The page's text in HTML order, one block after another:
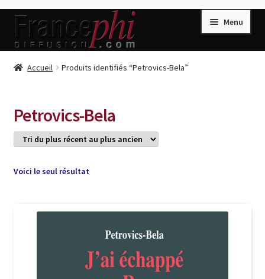
Aller
la
Aller
contenu
Menu
Accueil
Conditions de Vente
Connection
Listes d’Envies
Livres de Peter Randa
Livres de Philippe Randa
Accueil Produits identifiés “Petrovics-Bela”
Petrovics-Bela
Voici le seul résultat